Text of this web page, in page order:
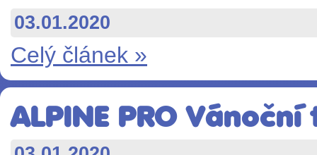
03.01.2020
Celý článek »
ALPINE PRO